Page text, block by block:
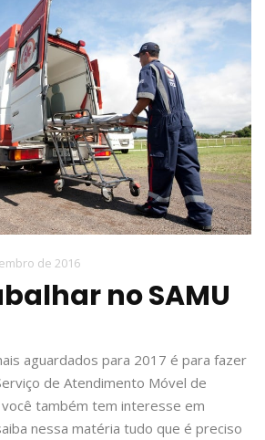
de 2016
no SAMU
aguardados para 2017 é para fazer
de Atendimento Móvel de
você também tem interesse em
nessa matéria tudo que é preciso